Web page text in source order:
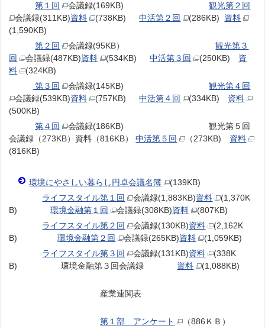
第１回
会議録(169KB)観光第２回
会議録(311KB)資料 (738KB)中活第２回 (286KB) 資料
(1,590KB)
第２回
会議録(95KB）観光第３
回
会議録(487KB)資料 (534KB)中活第３回 (250KB) 資
料
(324KB)
第３回
会議録(145KB)観光第４回
会議録(539KB)資料 (757KB)中活第４回 (334KB) 資料
(500KB)
第４回
会議録(186KB) 観光第５回
会議録（273KB）資料（816KB）中活第５回 （273KB) 資料
(816KB)
環境にやさしい暮らし円卓会議名簿
(139KB)
ライフスタイル第１回
会議録(1,883KB)資料
(1,370K
B)環境金融第１回 会議録(308KB)資料
(807KB)
ライフスタイル第２回
会議録(130KB)資料
(2,162K
B)環境金融第２回 会議録(265KB)資料
(1,059KB)
ライフスタイル第３回
会議録(131KB)資料
(338K
B) 環境金融第３回会議録 資料 (1,088KB)
産業連関表
第１部 アンケート （886ＫＢ）